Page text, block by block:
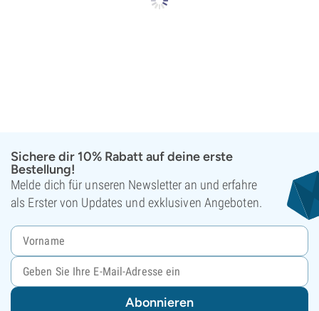
Sichere dir 10% Rabatt auf deine erste
Bestellung!
Melde dich für unseren Newsletter an und erfahre
als Erster von Updates und exklusiven Angeboten.
Abonnieren